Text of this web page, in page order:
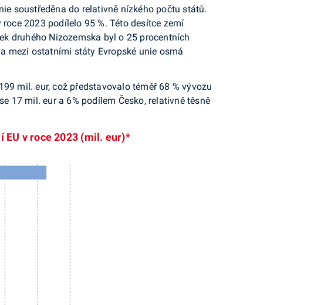
soustředěna do relativně nízkého počtu států.
2023 podílelo 95 %. Této desítce zemí
druhého Nizozemska byl o 25 procentních
mezi ostatními státy Evropské unie osmá
mil. eur, což představovalo téměř 68 % vývozu
17 mil. eur a 6% podílem Česko, relativně těsně
v roce 2023 (mil. eur)*